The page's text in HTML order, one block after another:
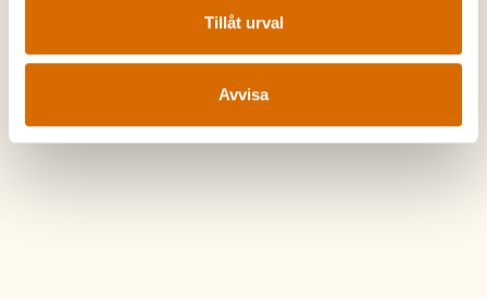
Tillåt urval
Avvisa